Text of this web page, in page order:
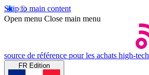
Skip to main content
Open menu Close main menu
source de référence pour les achats high-tech
FR Edition